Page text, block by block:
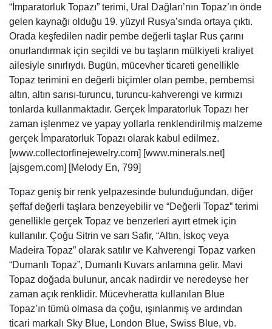
“İmparatorluk Topazı” terimi, Ural Dağları’nın Topaz’ın önde
gelen kaynağı olduğu 19. yüzyıl Rusya’sında ortaya çıktı.
Orada keşfedilen nadir pembe değerli taşlar Rus çarını
onurlandırmak için seçildi ve bu taşların mülkiyeti kraliyet
ailesiyle sınırlıydı. Bugün, mücevher ticareti genellikle
Topaz terimini en değerli biçimler olan pembe, pembemsi
altın, altın sarısı-turuncu, turuncu-kahverengi ve kırmızı
tonlarda kullanmaktadır. Gerçek İmparatorluk Topazı her
zaman işlenmez ve yapay yollarla renklendirilmiş malzeme
gerçek İmparatorluk Topazı olarak kabul edilmez.
[www.collectorfinejewelry.com] [www.minerals.net]
[ajsgem.com] [Melody En, 799]
Topaz geniş bir renk yelpazesinde bulunduğundan, diğer
şeffaf değerli taşlara benzeyebilir ve “Değerli Topaz” terimi
genellikle gerçek Topaz ve benzerleri ayırt etmek için
kullanılır. Çoğu Sitrin ve sarı Safir, “Altın, İskoç veya
Madeira Topaz” olarak satılır ve Kahverengi Topaz varken
“Dumanlı Topaz”, Dumanlı Kuvars anlamına gelir. Mavi
Topaz doğada bulunur, ancak nadirdir ve neredeyse her
zaman açık renklidir. Mücevheratta kullanılan Blue
Topaz’ın tümü olmasa da çoğu, ışınlanmış ve ardından
ticari markalı Sky Blue, London Blue, Swiss Blue, vb.